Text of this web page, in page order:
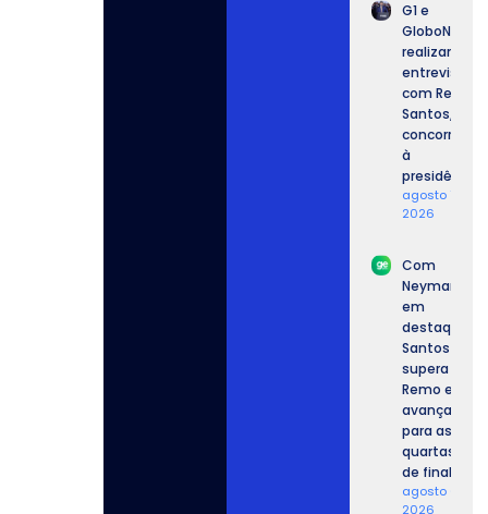
G1 e
GloboNews
realizam
entrevista
com Renan
Santos,
concorrente
à
presidência.
agosto 7,
2026
Com
Neymar
em
destaque,
Santos
supera o
Remo e
avança
para as
quartas
de final.
agosto 6,
2026